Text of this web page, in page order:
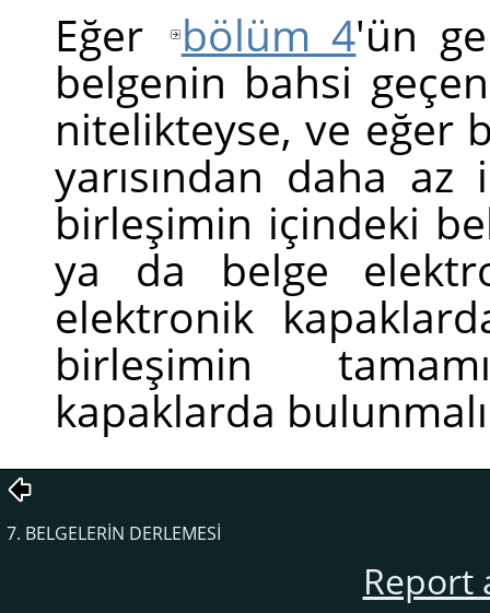
Eğer
bölüm 4'ün
belgenin bahsi
nitelikteyse, ve eğer
yarısından daha
birleşimin içindeki
ya da belge
elektronik
birleşimin
kapaklarda
7. BELGELERİN DERLEMESİ
Report